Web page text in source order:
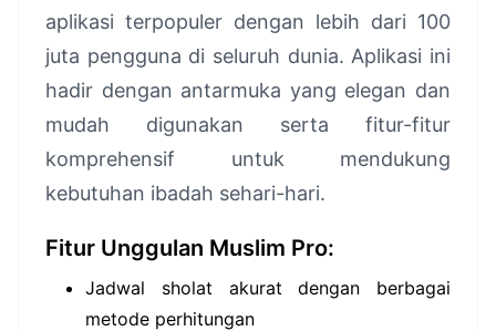
aplikasi terpopuler dengan lebih dari 100
juta pengguna di seluruh dunia. Aplikasi ini
hadir dengan antarmuka yang elegan dan
mudah digunakan serta fitur-fitur
komprehensif untuk mendukung
kebutuhan ibadah sehari-hari.
Fitur Unggulan Muslim Pro:
Jadwal sholat akurat dengan berbagai
metode perhitungan